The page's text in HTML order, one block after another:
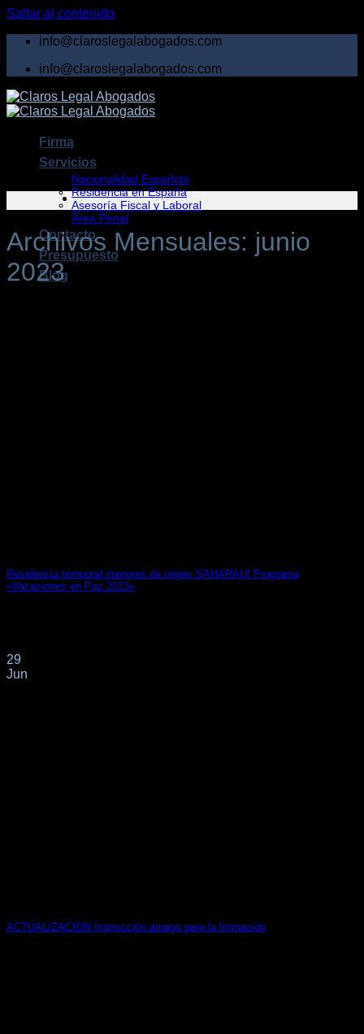
Saltar al contenido
info@claroslegalabogados.com
info@claroslegalabogados.com
Firma
Servicios
Nacionalidad Española
Residencia en España
Asesoría Fiscal y Laboral
Área Penal
Contacto
Presupuesto
Blog
Archivos Mensuales: junio
2023
Residencia temporal menores de origen SAHARAUI Programa
«Vacaciones en Paz 2023»
29
Jun
ACTUALIZACION Instrucción arraigo para la formación